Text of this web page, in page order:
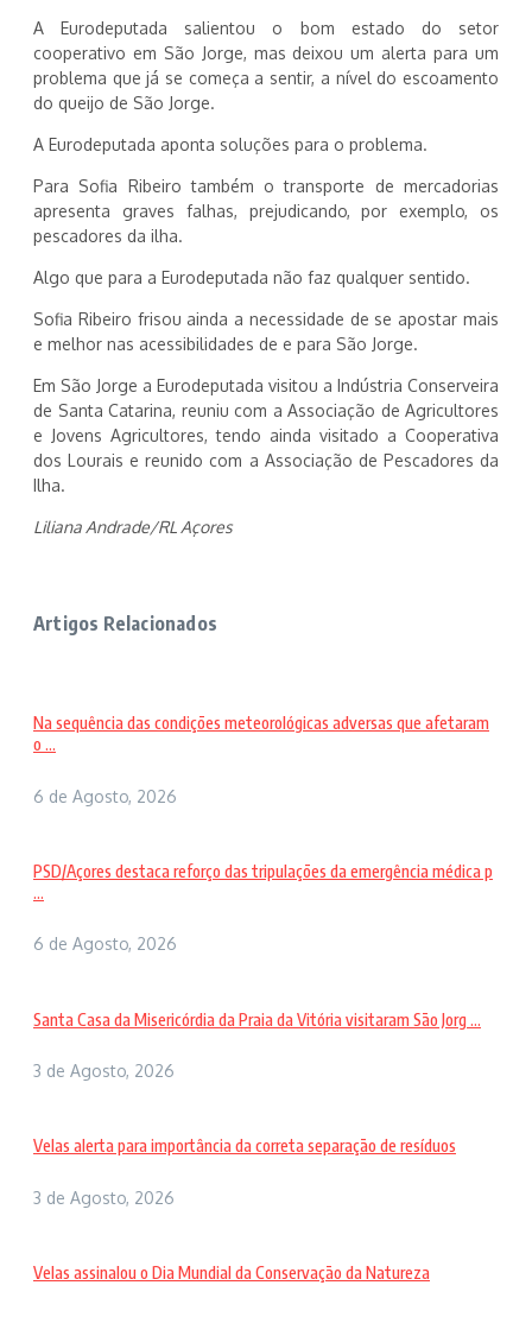
A Eurodeputada salientou o bom estado do setor
cooperativo em São Jorge, mas deixou um alerta para um
problema que já se começa a sentir, a nível do escoamento
do queijo de São Jorge.
A Eurodeputada aponta soluções para o problema.
Para Sofia Ribeiro também o transporte de mercadorias
apresenta graves falhas, prejudicando, por exemplo, os
pescadores da ilha.
Algo que para a Eurodeputada não faz qualquer sentido.
Sofia Ribeiro frisou ainda a necessidade de se apostar mais
e melhor nas acessibilidades de e para São Jorge.
Em São Jorge a Eurodeputada visitou a Indústria Conserveira
de Santa Catarina, reuniu com a Associação de Agricultores
e Jovens Agricultores, tendo ainda visitado a Cooperativa
dos Lourais e reunido com a Associação de Pescadores da
Ilha.
Liliana Andrade/RL Açores
Artigos Relacionados
Na sequência das condições meteorológicas adversas que afetaram
o ...
6 de Agosto, 2026
PSD/Açores destaca reforço das tripulações da emergência médica p
...
6 de Agosto, 2026
Santa Casa da Misericórdia da Praia da Vitória visitaram São Jorg ...
3 de Agosto, 2026
Velas alerta para importância da correta separação de resíduos
3 de Agosto, 2026
Velas assinalou o Dia Mundial da Conservação da Natureza